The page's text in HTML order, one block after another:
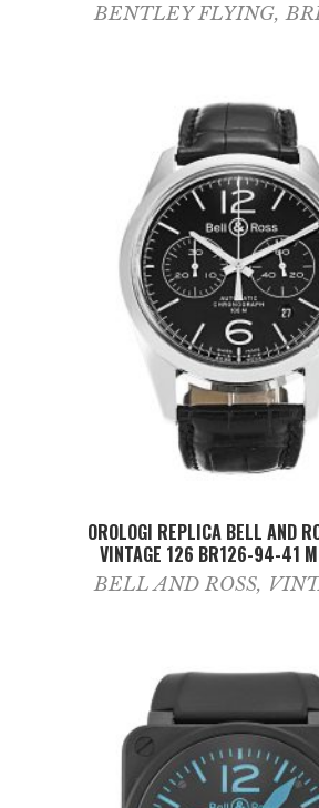
BENTLEY FLYING,
ADD TO CART
OROLOGI REPLICA BELL AND
VINTAGE 126 BR126-94-41
BELL AND ROSS,